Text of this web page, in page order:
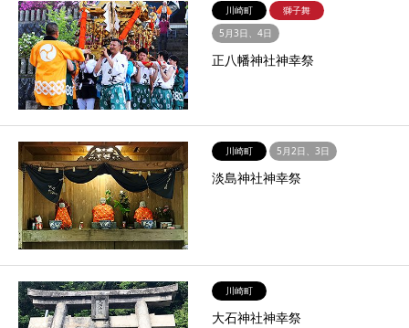
川崎町
獅子舞
5月3日、4日
正八幡神社神幸祭
川崎町 5月2日、3日
淡島神社神幸祭
川崎町
大石神社神幸祭